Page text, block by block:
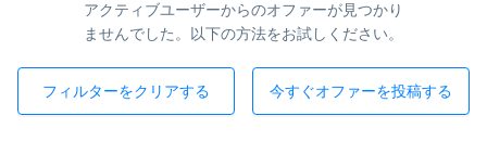
アクティブユーザーからのオファーが見つかり
ませんでした。以下の方法をお試しください。
フィルターをクリアする 今すぐオファーを投稿する